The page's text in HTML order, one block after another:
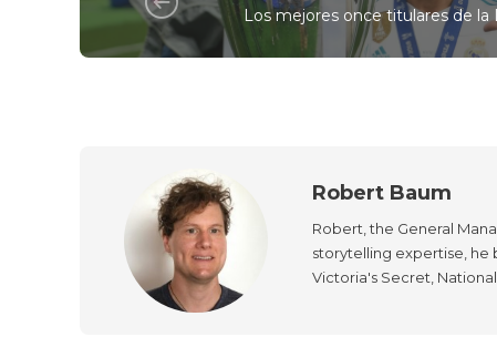
Los mejores once titulares de la
Robert Baum
Robert, the General
storytelling expertise, he
Victoria's Secret,